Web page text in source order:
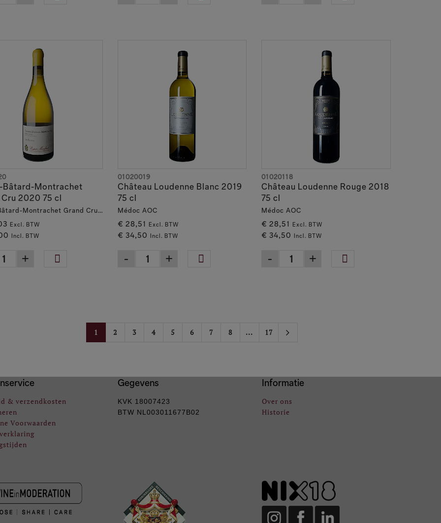
Montrachet
2020 75 cl
Criots-Bâtard-Montrachet Grand Cru AOC
Excl. BTW
Incl. BTW
Château Loudenne Blanc 2019
75 cl
Médoc AOC
€ 28,51 Excl. BTW
€ 34,50 Incl. BTW
01020019
Château Loudenne Rouge 2018
75 cl
Médoc AOC
€ 28,51 Excl. BTW
€ 34,50 Incl. BTW
01020118
1 2 3 4 5 6 7 8 ... 17
& verzendkosten
Voorwaarden
Gegevens
KVK 18007423
BTW NL003011677B02
Informatie
Over ons
Historie